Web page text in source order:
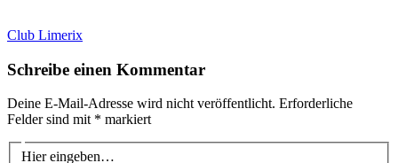
Club Limerix
Schreibe einen Kommentar
Deine E-Mail-Adresse wird nicht veröffentlicht. Erforderliche
Felder sind mit * markiert
Hier eingeben…